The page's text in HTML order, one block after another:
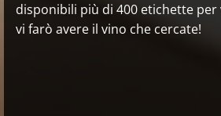
disponibili più di 400 etichette
vi farò avere il vino che cercate!